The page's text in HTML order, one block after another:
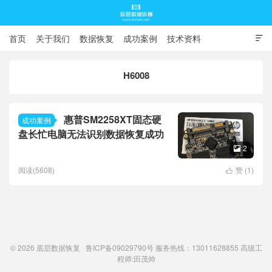

首页 关于我们 数据恢复 成功案例 技术资料
H6008
成功案例
惠普SM2258XT固态硬
盘长忙电脑无法识别数据恢复成功
 2
 赞 (1)
阅读(5608)
© 2026 底层数据恢复 鲁ICP备09029790号服务热线：13011628855 高级工
程师:田茂帅